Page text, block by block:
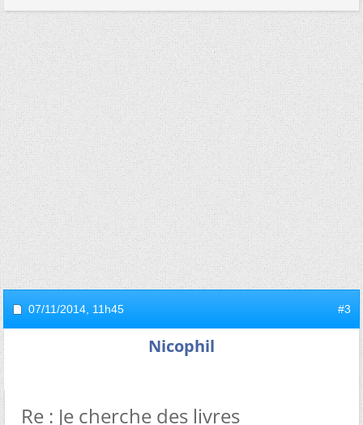
07/11/2014, 11h45 #3
Nicophil
Re : Je cherche des livres